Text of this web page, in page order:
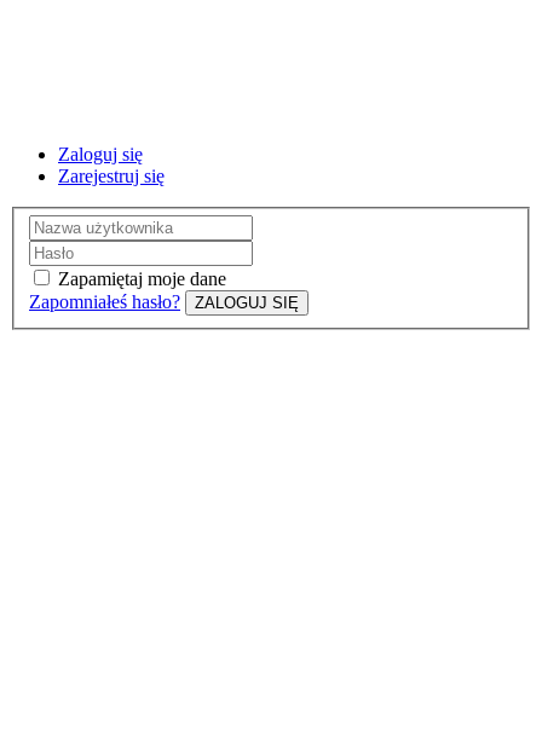
Zaloguj się
Zarejestruj się
Zapamiętaj moje dane
Zapomniałeś hasło?
ZALOGUJ SIĘ